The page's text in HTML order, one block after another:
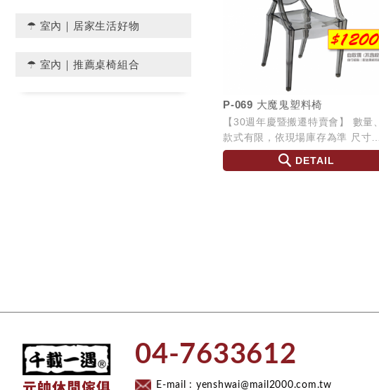
☂ 室內｜居家生活好物
☂ 室內｜推薦桌椅組合
P-069 大魔鬼塑料椅
【30週年慶暨搬遷特賣會】 數量、
款式有限，依現場庫存為準 尺寸：
W54 L50 H92 SH47
DETAIL
​04-7633612​
E-mail : yenshwai@mail2000.com.tw